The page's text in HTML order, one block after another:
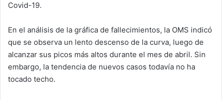
Covid-19.
En el análisis de la gráfica de fallecimientos, la OMS indicó
que se observa un lento descenso de la curva, luego de
alcanzar sus picos más altos durante el mes de abril. Sin
embargo, la tendencia de nuevos casos todavía no ha
tocado techo.